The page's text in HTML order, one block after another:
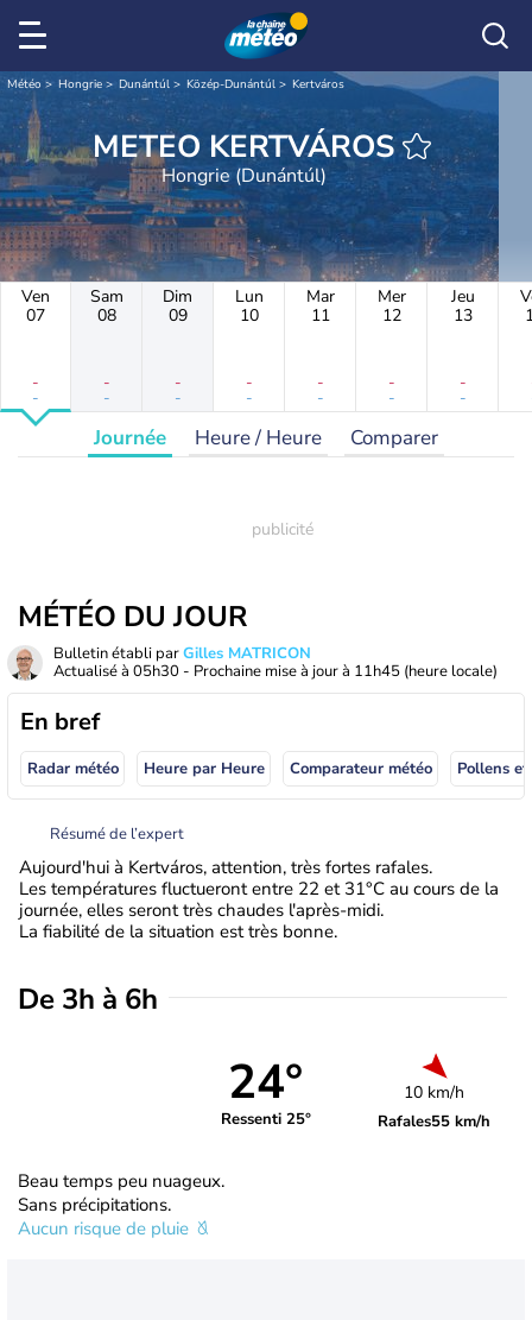
Météo Hongrie Dunántúl Közép-Dunántúl Kertváros
METEO KERTVÁROS
Hongrie (Dunántúl)
Ven
07
-
-
Sam
08
-
-
Dim
09
-
-
Lun
10
-
-
Mar
11
-
-
Mer
12
-
-
Jeu
13
-
-
Journée Heure / Heure Comparer
MÉTÉO DU JOUR
Bulletin établi parGilles MATRICON
Actualisé à 05h30 - Prochaine mise à jour à 11h45 (heure locale)
En bref
Radar météo Heure par Heure Comparateur météo Pollens
Résumé de l’expert
Aujourd'hui à Kertváros, attention, très fortes rafales.
Les températures fluctueront entre 22 et 31°C au cours de la
journée, elles seront très chaudes l'après-midi.
La fiabilité de la situation est très bonne.
De 3h à 6h
24°
Ressenti 25°
10 km/h
Rafales55 km/h
Beau temps peu nuageux.
Sans précipitations.
Aucun risque de pluie